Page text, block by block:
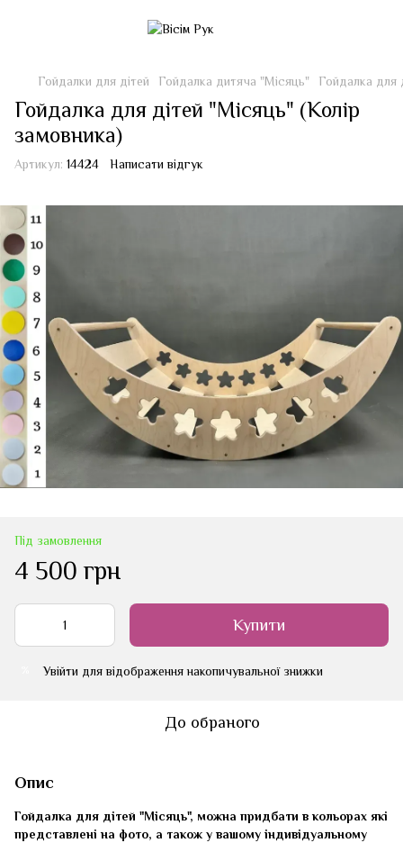
Гойдалки для дітей Гойдалка дитяча "Місяць" Гойдалка для
Гойдалка для дітей "Місяць" (Колір
замовника)
Артикул: 14424 Написати відгук
Під замовлення
4 500 грн
Купити
Увійти для відображення накопичувальної знижки
До обраного
Опис
Гойдалка для дітей "Місяць", можна придбати в кольорах які
представлені на фото, а також у вашому індивідуальному